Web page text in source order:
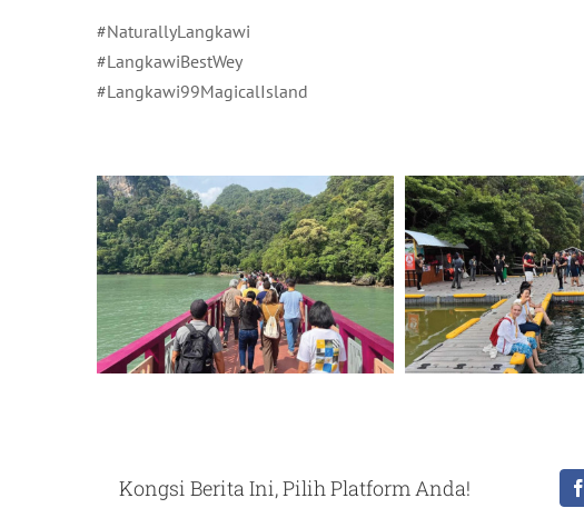
#NaturallyLangkawi
#LangkawiBestWey
#Langkawi99MagicalIsland
Kongsi Berita Ini, Pilih Platform Anda!